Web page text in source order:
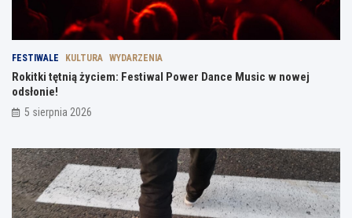
FESTIWALE KULTURA WYDARZENIA
Rokitki tętnią życiem: Festiwal Power Dance Music w nowej
odsłonie!
5 sierpnia 2026